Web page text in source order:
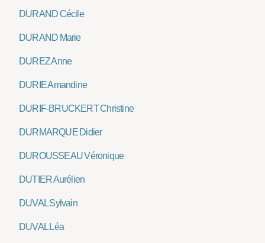
DURAND Cécile
DURAND Marie
DUREZ Anne
DURIE Amandine
DURIF-BRUCKERT Christine
DURMARQUE Didier
DUROUSSEAU Véronique
DUTIER Aurélien
DUVAL Sylvain
DUVAL Léa